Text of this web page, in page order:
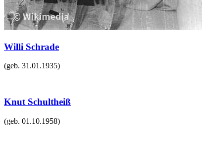
Willi Schrade
(geb. 31.01.1935)
Knut Schultheiß
(geb. 01.10.1958)